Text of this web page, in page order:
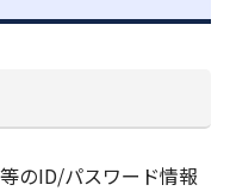
のID/パスワード情報